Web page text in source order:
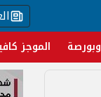
الموجز